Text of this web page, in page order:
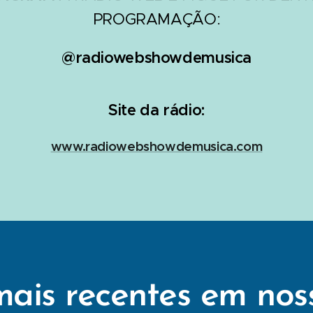
PROGRAMAÇÃO:
@radiowebshowdemusica
Site da rádio:
www.radiowebshowdemusica.com
recentes em